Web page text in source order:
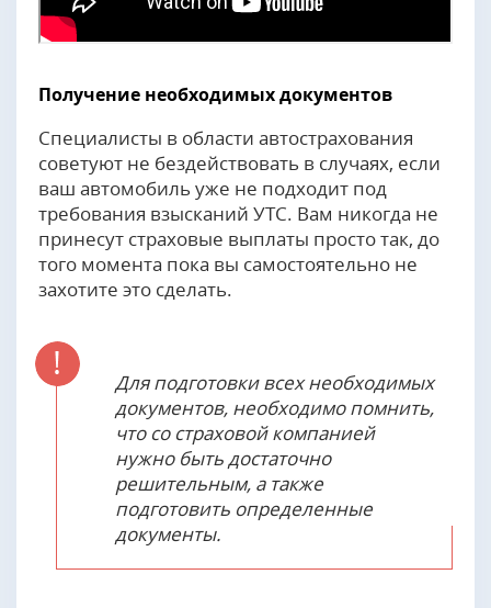
Получение необходимых документов
Специалисты в области автострахования
советуют не бездействовать в случаях, если
ваш автомобиль уже не подходит под
требования взысканий УТС. Вам никогда не
принесут страховые выплаты просто так, до
того момента пока вы самостоятельно не
захотите это сделать.
Для подготовки всех необходимых
документов, необходимо помнить,
что со страховой компанией
нужно быть достаточно
решительным, а также
подготовить определенные
документы.